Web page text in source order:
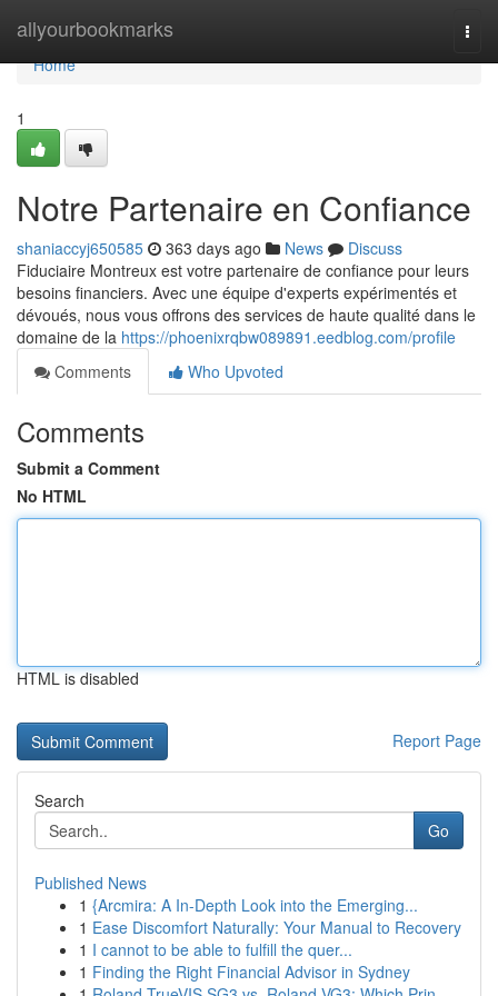
allyourbookmarks
Home
Home
1
Notre Partenaire en Confiance
shaniaccyj650585 363 days ago News
Discuss
Fiduciaire Montreux est votre partenaire de confiance pour leurs
besoins financiers. Avec une équipe d'experts expérimentés et
dévoués, nous vous offrons des services de haute qualité dans le
domaine de la https://phoenixrqbw089891.eedblog.com/profile
Comments
Who Upvoted
Comments
Submit a Comment
No HTML
HTML is disabled
Report Page
Search
Go
Published News
1 {Arcmira: A In-Depth Look into the Emerging...
1 Ease Discomfort Naturally: Your Manual to Recovery
1 I cannot to be able to fulfill the quer...
1 Finding the Right Financial Advisor in Sydney